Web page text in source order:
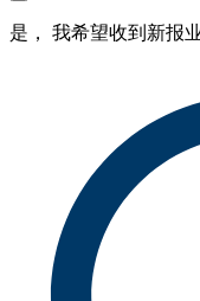
是， 我希望收到新报